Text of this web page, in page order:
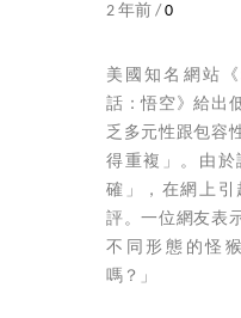
2 年前 /0
美國知名網站《
話：悟空》給出
乏多元性跟包容
得重複」。由於
確」，在網上
評。一位網友表
不同形態的怪
嗎？」